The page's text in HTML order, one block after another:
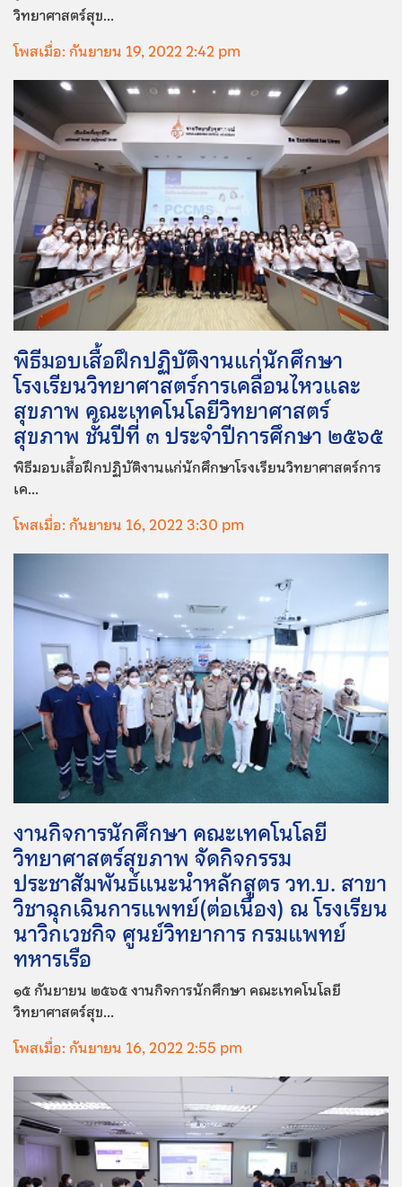
วิทยาศาสตร์สุข...
โพสเมื่อ: กันยายน 19, 2022 2:42 pm
พิธีมอบเสื้อฝึกปฏิบัติงานแก่นักศึกษา
โรงเรียนวิทยาศาสตร์การเคลื่อนไหวและ
สุขภาพ คณะเทคโนโลยีวิทยาศาสตร์
สุขภาพ ชั้นปีที่ ๓ ประจำปีการศึกษา ๒๕๖๕
พิธีมอบเสื้อฝึกปฏิบัติงานแก่นักศึกษาโรงเรียนวิทยาศาสตร์การ
เค...
โพสเมื่อ: กันยายน 16, 2022 3:30 pm
งานกิจการนักศึกษา คณะเทคโนโลยี
วิทยาศาสตร์สุขภาพ จัดกิจกรรม
ประชาสัมพันธ์แนะนำหลักสูตร วท.บ. สาขา
วิชาฉุกเฉินการแพทย์(ต่อเนื่อง) ณ โรงเรียน
นาวิกเวชกิจ ศูนย์วิทยาการ กรมแพทย์
ทหารเรือ
๑๕ กันยายน ๒๕๖๕ งานกิจการนักศึกษา คณะเทคโนโลยี
วิทยาศาสตร์สุข...
โพสเมื่อ: กันยายน 16, 2022 2:55 pm